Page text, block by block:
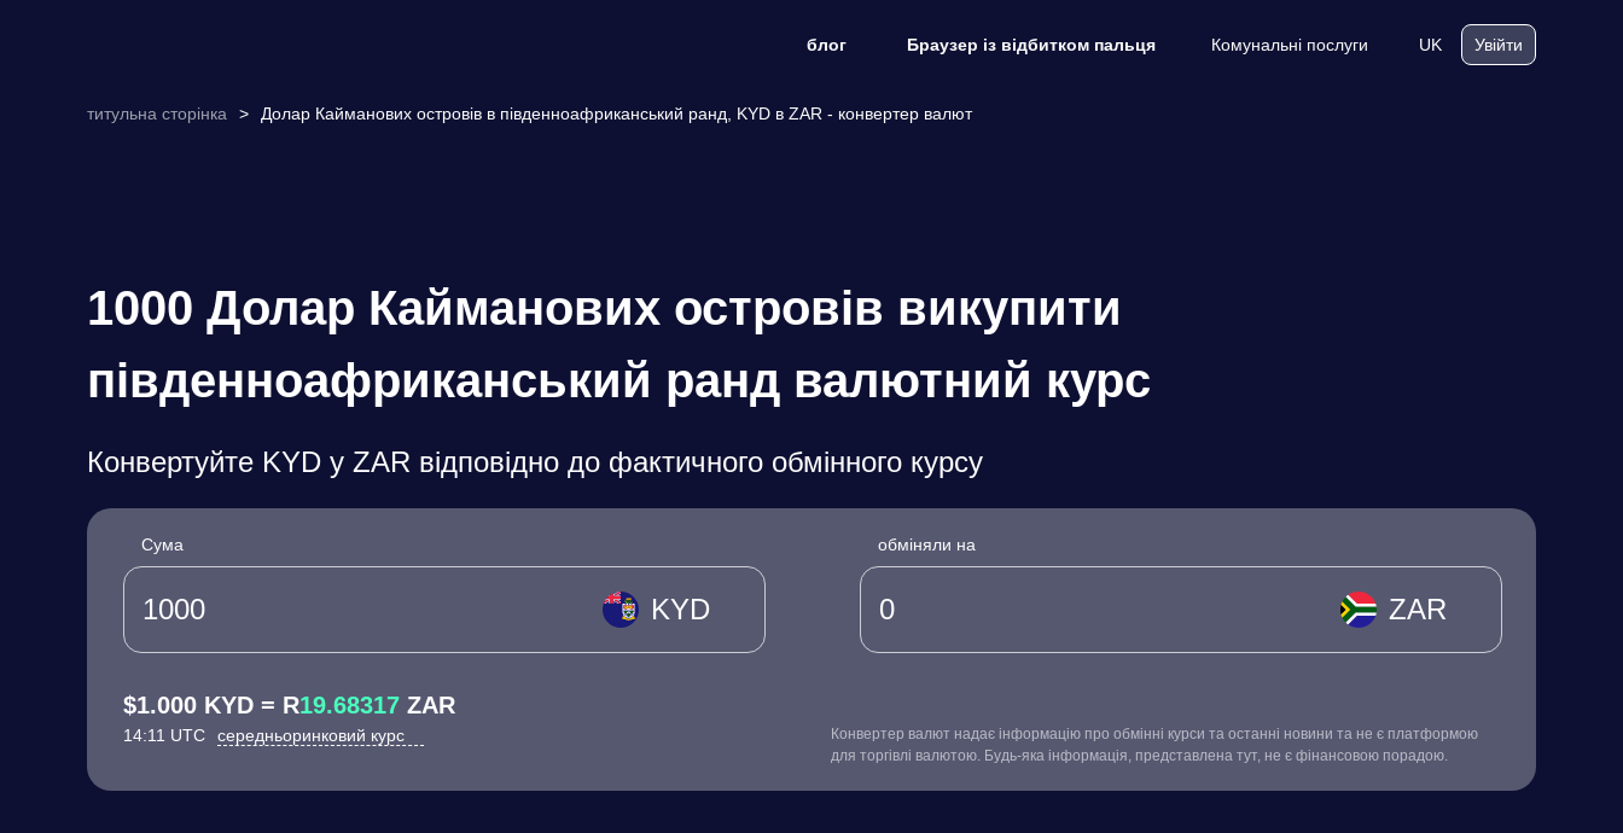
блог Браузер із відбитком пальця Комунальні послуги UK Увійти
титульна сторінка > Долар Кайманових островів в південноафриканський ранд, KYD в ZAR - конвертер валют
1000 Долар Кайманових островів викупити
південноафриканський ранд валютний курс
Конвертуйте KYD у ZAR відповідно до фактичного обмінного курсу
Сума
KYD
обміняли на
ZAR
$1.000 KYD = R19.68317 ZAR
14:11 UTC середньоринковий курс
Конвертер валют надає інформацію про обмінні курси та останні новини та не є платформою
для торгівлі валютою. Будь-яка інформація, представлена тут, не є фінансовою порадою.